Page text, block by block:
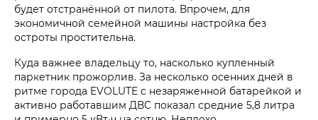
будет отстранённой от пилота. Впрочем, для
экономичной семейной машины настройка без
остроты простительна.
Куда важнее владельцу то, насколько купленный
паркетник прожорлив. За несколько осенних дней в
ритме города EVOLUTE с незаряженной батарейкой и
активно работавшим ДВС показал средние 5,8 литра